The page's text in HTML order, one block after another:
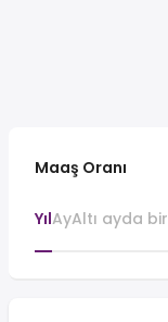
Maaş Oranı
YılAyAltı ayda bir